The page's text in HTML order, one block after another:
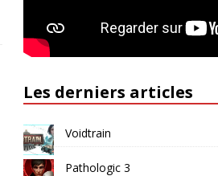
Les derniers articles
Voidtrain
Pathologic 3